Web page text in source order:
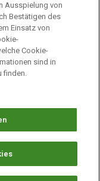
Ausspielung von
Bestätigen des
Einsatz von
Cookie-
sind in
finden.